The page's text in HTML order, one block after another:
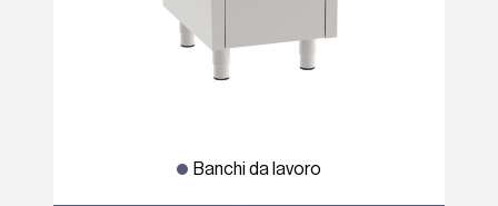
Banchi da lavoro